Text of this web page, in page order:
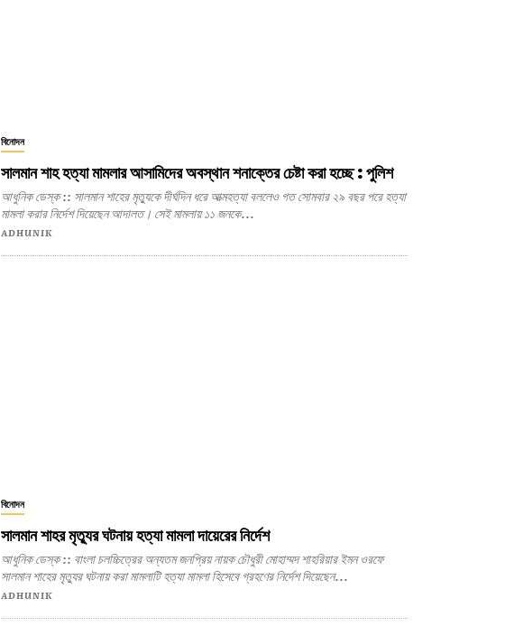
বিনোদন
সালমান শাহ হত্যা মামলার আসামিদের অবস্থান শনাক্তের চেষ্টা করা হচ্ছে : পুলিশ
আধুনিক ডেস্ক :: সালমান শাহের মৃত্যুকে দীর্ঘদিন ধরে আত্মহত্যা বললেও গত সোমবার ২৯ বছর পরে হত্যা
মামলা করার নির্দেশ দিয়েছেন আদালত। সেই মামলায় ১১ জনকে...
ADHUNIK
বিনোদন
সালমান শাহর মৃত্যুর ঘটনায় হত্যা মামলা দায়েরের নির্দেশ
আধুনিক ডেস্ক :: বাংলা চলচ্চিত্রের অন্যতম জনপ্রিয় নায়ক চৌধুরী মোহাম্মদ শাহরিয়ার ইমন ওরফে
সালমান শাহের মৃত্যুর ঘটনায় করা মামলাটি হত্যা মামলা হিসেবে গ্রহণের নির্দেশ দিয়েছেন...
ADHUNIK